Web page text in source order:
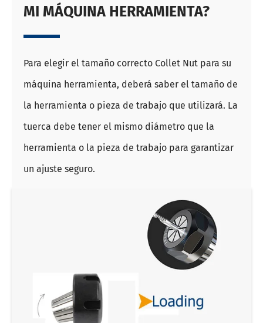
MI MÁQUINA HERRAMIENTA?
Para elegir el tamaño correcto Collet Nut para su
máquina herramienta, deberá saber el tamaño de
la herramienta o pieza de trabajo que utilizará. La
tuerca debe tener el mismo diámetro que la
herramienta o la pieza de trabajo para garantizar
un ajuste seguro.